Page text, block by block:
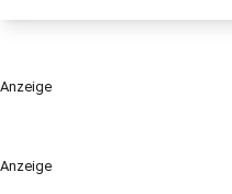
Anzeige
Anzeige